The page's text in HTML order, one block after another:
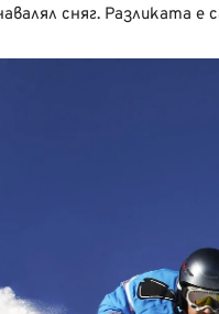
сняг. Разликата е